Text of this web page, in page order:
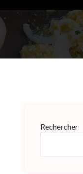
Rechercher